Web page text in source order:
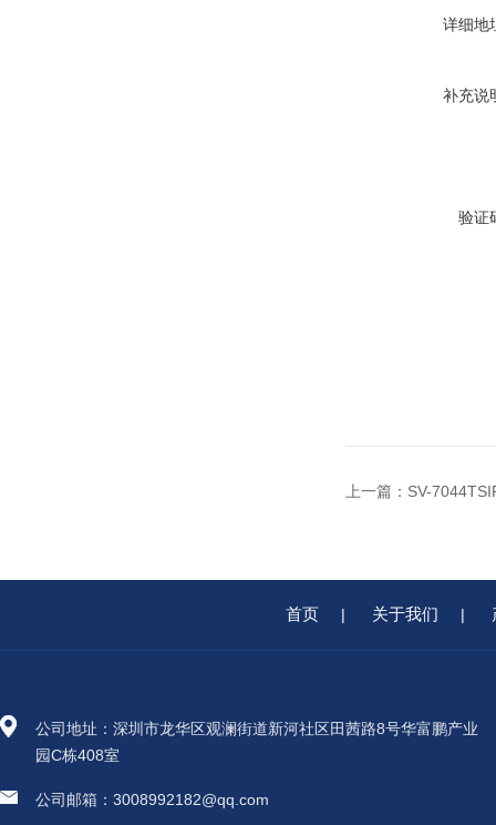
详细地
补充说
验证
上一篇： SV-
首页 | 关于我们 |
公司地址：深圳市龙华区观澜街道新河社区田茜路8号华富鹏产业
园C栋408室
公司邮箱：3008992182@qq.com